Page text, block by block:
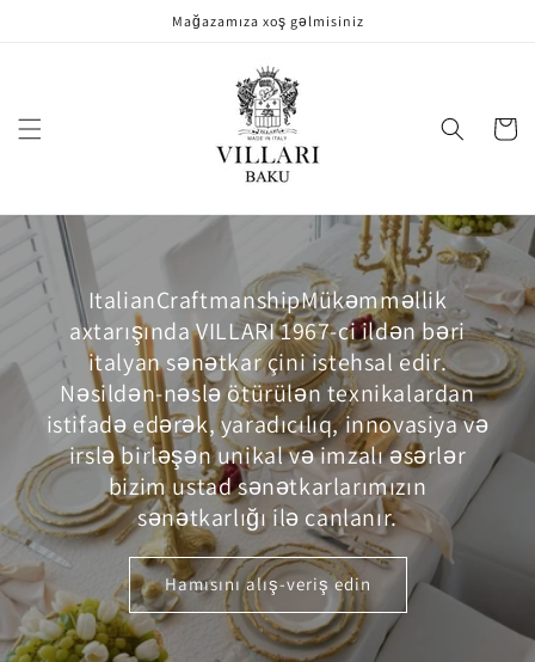
Mağazamıza xoş gəlmisiniz
Səbət
ItalianCraftmanshipMükəmməllik
axtarışında VILLARI 1967-ci ildən bəri
italyan sənətkar çini istehsal edir.
Nəsildən-nəslə ötürülən texnikalardan
istifadə edərək, yaradıcılıq, innovasiya və
irslə birləşən unikal və imzalı əsərlər
bizim ustad sənətkarlarımızın
sənətkarlığı ilə canlanır.
Hamısını alış-veriş edin